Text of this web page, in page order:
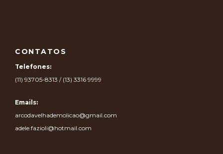
CONTATOS
Telefones:
(11) 93705-8313 / (13) 3316 9999
Emails:
arcodavelhademolicao@gmail.com
adele.fazioli@hotmail.com